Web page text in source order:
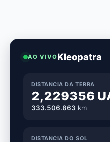
AO VIVOKleopatra
DISTANCIA DA TERRA
2,229356
333.506.878 km
DISTANCIA DO SOL